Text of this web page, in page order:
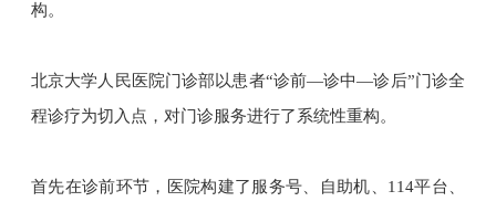
构。
北京大学人民医院门诊部以患者“诊前—诊中—诊后”门诊全
程诊疗为切入点，对门诊服务进行了系统性重构。
首先在诊前环节，医院构建了服务号、自助机、114平台、